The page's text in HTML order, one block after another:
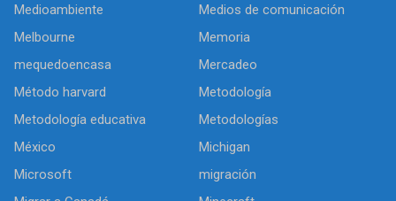
Medioambiente
Medios de comunicación
Melbourne
Memoria
mequedoencasa
Mercadeo
Método harvard
Metodología
Metodología educativa
Metodologías
México
Michigan
Microsoft
migración